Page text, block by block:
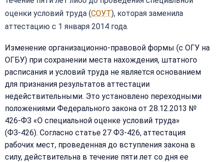
оценки условий труда (СОУТ), которая заменила
аттестацию с 1 января 2014 года.
Изменение организационно-правовой формы (с ОГУ на
ОГБУ) при сохранении места нахождения, штатного
расписания и условий труда не является основанием
для признания результатов аттестации
недействительными. Это установлено переходными
положениями Федерального закона от 28.12.2013 №
426-ФЗ «О специальной оценке условий труда»
(ФЗ-426). Согласно статье 27 ФЗ-426, аттестация
рабочих мест, проведенная до вступления закона в
силу, действительна в течение пяти лет со дня ее